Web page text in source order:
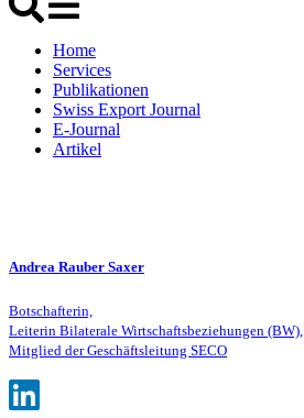
Home
Services
Publikationen
Swiss Export Journal
E-Journal
Artikel
Andrea Rauber Saxer
Botschafterin,
Leiterin Bilaterale Wirtschaftsbeziehungen (BW),
Mitglied der Geschäftsleitung SECO